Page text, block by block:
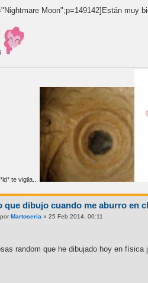
Moon";p=149142]Están muy
te vigila...
que dibujo cuando me aburro en
por Martoseria » 25 Feb 2014, 00:11
random que he dibujado hoy en física